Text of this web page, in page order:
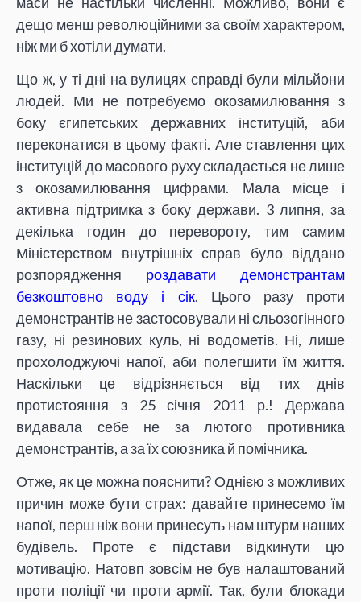
дещо менш революційними за своїм характером,
ніж ми б хотіли думати.
Що ж, у ті дні на вулицях справді були мільйони
людей. Ми не потребуємо окозамилювання з
боку єгипетських державних інституцій, аби
переконатися в цьому факті. Але ставлення цих
інституцій до масового руху складається не лише
з окозамилювання цифрами. Мала місце і
активна підтримка з боку держави. 3 липня, за
декілька годин до перевороту, тим самим
Міністерством внутрішніх справ було віддано
розпорядження роздавати демонстрантам
безкоштовно воду і сік. Цього разу проти
демонстрантів не застосовували ні сльозогінного
газу, ні резинових куль, ні водометів. Ні, лише
прохолоджуючі напої, аби полегшити їм життя.
Наскільки це відрізняється від тих днів
протистояння з 25 січня 2011 р.! Держава
видавала себе не за лютого противника
демонстрантів, а за їх союзника й помічника.
Отже, як це можна пояснити? Однією з можливих
причин може бути страх: давайте принесемо їм
напої, перш ніж вони принесуть нам штурм наших
будівель. Проте є підстави відкинути цю
мотивацію. Натовп зовсім не був налаштований
проти поліції чи проти армії. Так, були блокади